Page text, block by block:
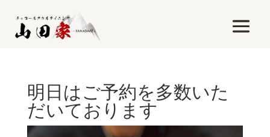
明日はご予約を多数いた
だいております